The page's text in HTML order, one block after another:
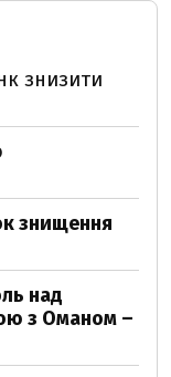
знизити
знищення
над
з Оманом –